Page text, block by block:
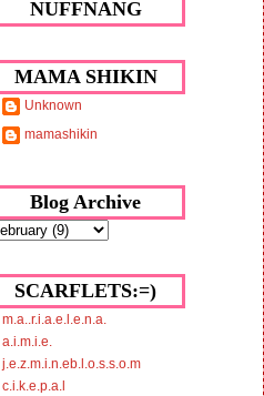
NUFFNANG
MAMA SHIKIN
Unknown
mamashikin
Blog Archive
SCARFLETS:=)
m.a..r.i.a.e.l.e.n.a.
a.i.m.i.e.
j.e.z.m.i.n.eb.l.o.s.s.o.m
c.i.k.e.p.a.l